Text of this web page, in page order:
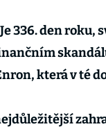
336. den roku,
která v té